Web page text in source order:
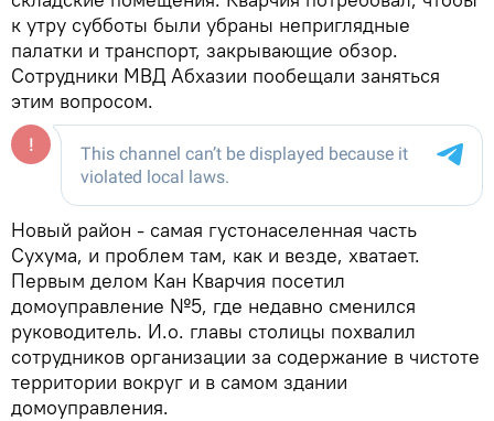
к утру субботы были убраны неприглядные
палатки и транспорт, закрывающие обзор.
Сотрудники МВД Абхазии пообещали заняться
этим вопросом.
Новый район - самая густонаселенная часть
Сухума, и проблем там, как и везде, хватает.
Первым делом Кан Кварчия посетил
домоуправление №5, где недавно сменился
руководитель. И.о. главы столицы похвалил
сотрудников организации за содержание в чистоте
территории вокруг и в самом здании
домоуправления.